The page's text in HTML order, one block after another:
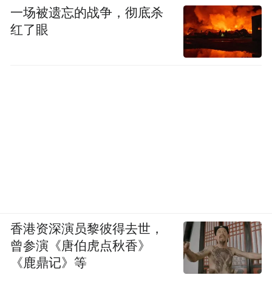
一场被遗忘的战争，彻底杀
红了眼
香港资深演员黎彼得去世，
曾参演《唐伯虎点秋香》
《鹿鼎记》等